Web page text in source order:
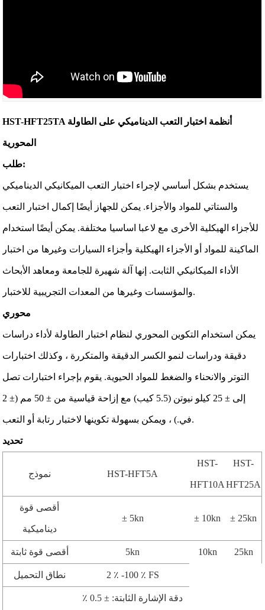
HST-HFT25TA أنظمة اختبار التعب الديناميكي على الطاولة
المحورية
طلب:
يستخدم بشكل أساسي لإجراء اختبار التعب الميكانيكي الديناميكي
والستاتي للمواد والأجزاء. يمكن للجهاز أيضًا إكمال اختبار التعب
للأجزاء الهيكلية الأخرى مع لاعبا اساسيا مختلفة. يمكن أيضًا استخدام
الماكينة للمواد أو الأجزاء الهيكلية وأجزاء السيارات وغيرها من اختبار
الأداء الميكانيكي الثابت. إنها آلة شهيرة للجامعة ومعاهد الأبحاث
والمؤسسات وغيرها من المعدات التجريبية للاختبار.
محوري
يمكن استخدام التكوين المحوري لنظام اختبار الطاولة لأداء دراسات
دقيقة ودراسات لنمو الكسر الدقيقة والمتكررة ، وكذلك اختبارات
التوتر والانحناء والضغط للمواد الحيوية. يقوم بإجراء اختبارات تصل
إلى ± 25 كيلو نيوتن (5.5 كيب) مع إزاحة قياسية من ± 50 مم (± 2
في.) ، ويمكن بسهولة تكوينها لاختبار رتابة أو التعب.
تحديد
نموذج HST-HFT5A
HST-
HFT10A
HST-
HFT25A
أقصى قوة
ديناميكية
± 5kn ± 10kn ± 25kn
أقصى قوة ثابتة 5kn 10kn 25kn
نطاق التحميل 2 ٪ -100 ٪ FS
دقة الإشارة الثابتة: ± 0.5 ٪